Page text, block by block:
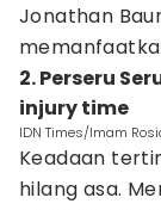
Jonathan
2. Perseru
injury time
IDN Times/Imam
Keadaan
hilang asa.